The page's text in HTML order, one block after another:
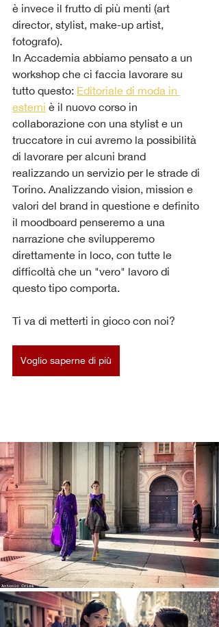
è invece il frutto di più menti (art
director, stylist, make-up artist,
fotografo).
In Accademia abbiamo pensato a un
workshop che ci faccia lavorare su
tutto questo: Editoriale di moda in
esterni è il nuovo corso in
collaborazione con una stylist e un
truccatore in cui avremo la possibilità
di lavorare per alcuni brand
realizzando un servizio per le strade di
Torino. Analizzando vision, mission e
valori del brand in questione e definito
il moodboard penseremo a una
narrazione che svilupperemo
direttamente in loco, con tutte le
difficoltà che un "vero" lavoro di
questo tipo comporta.
Ti va di metterti in gioco con noi?
Voglio saperne di più